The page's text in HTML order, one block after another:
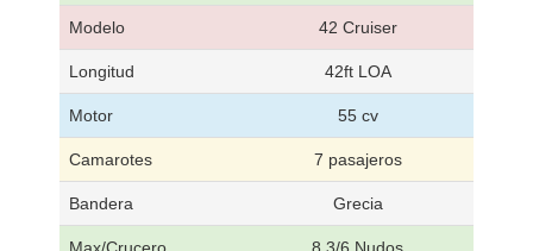
Modelo 42 Cruiser
Longitud 42ft LOA
Motor 55 cv
Camarotes 7 pasajeros
Bandera Grecia